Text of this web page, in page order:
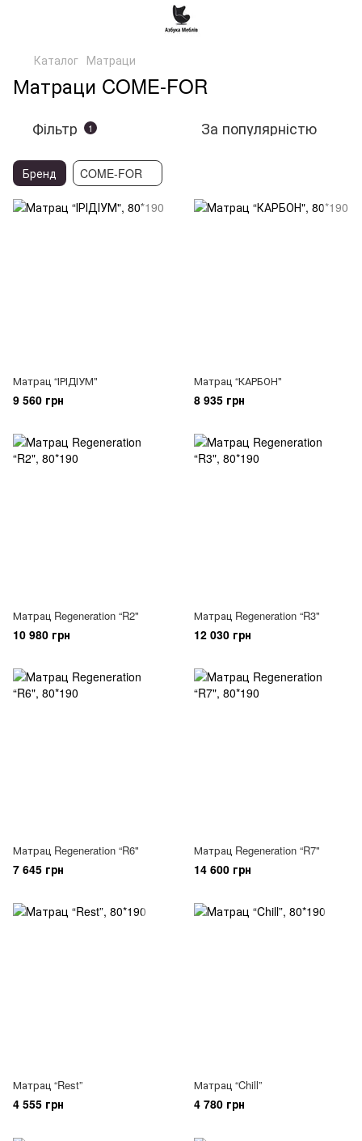
Каталог Матраци
Матраци COME-FOR
Фільтр 1 За популярністю
Бренд COME-FOR
Матрац “ІРІДІУМ"
9 560 грн
Матрац “КАРБОН"
8 935 грн
Матрац Regeneration “R2"
10 980 грн
Матрац Regeneration “R3"
12 030 грн
Матрац Regeneration “R6"
7 645 грн
Матрац Regeneration “R7"
14 600 грн
Матрац “Rest”
4 555 грн
Матрац “Chill”
4 780 грн